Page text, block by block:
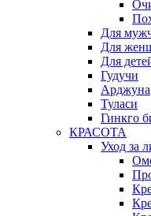
Для
Для
Для
Гудучи
Арджуна
Туласи
Гинкго
КРАСОТА
Уход за